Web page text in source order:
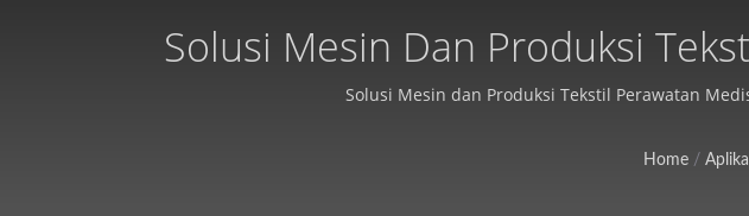
Solusi Mesin Dan Produksi
Industri, Dapat Disesuaikan,
Solusi Mesin dan Produksi Tekstil Perawatan
Home /